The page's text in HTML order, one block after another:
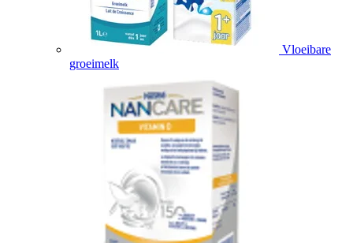
Vloeibare
groeimelk